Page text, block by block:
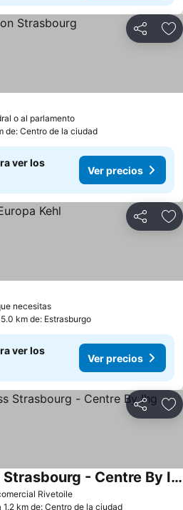
Compartir
o al parlamentoVer precios
de: Centro de la ciudad
ver los
Ver precios
Compartir
necesitasVer precios
km de: Estrasburgo
ver los
Ver precios
Compartir
RivetoileVer precios
Holiday Inn Express Strasbourg - Centre By Ihg
1.2 km de: Centro de la ciudad